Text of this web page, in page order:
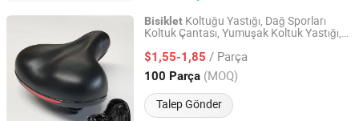
Bisiklet Koltuğu Yastığı, Dağ Sporları
Koltuk Çantası, Yumuşak Koltuk Yastığı,
Aksesuarları , Biniş Ekipmanları
$1,55-1,85 / Parça
100 Parça (MOQ)
Talep Gönder
Pingxiang Leifeng Children's Toy Manufacturing Co., Ltd
Hebei, China Fiyat 2024